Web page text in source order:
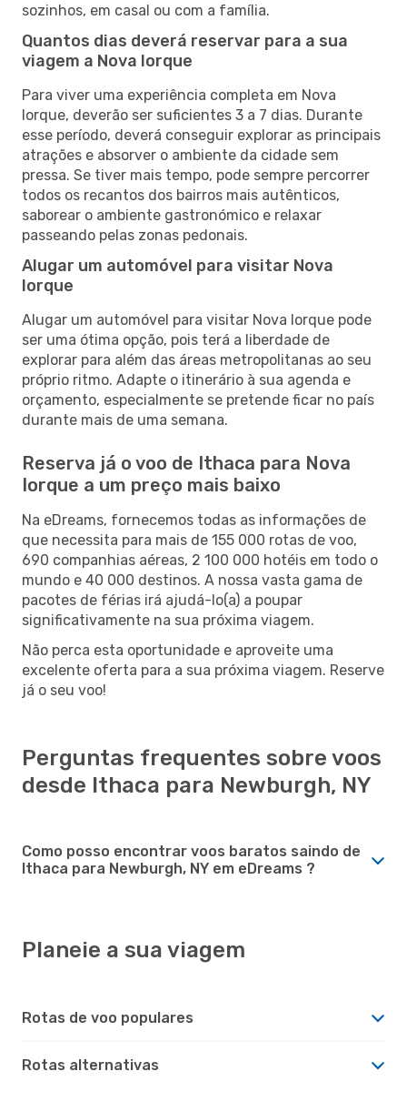
sozinhos, em casal ou com a família.
Quantos dias deverá reservar para a sua
viagem a Nova Iorque
Para viver uma experiência completa em Nova
Iorque, deverão ser suficientes 3 a 7 dias. Durante
esse período, deverá conseguir explorar as principais
atrações e absorver o ambiente da cidade sem
pressa. Se tiver mais tempo, pode sempre percorrer
todos os recantos dos bairros mais autênticos,
saborear o ambiente gastronómico e relaxar
passeando pelas zonas pedonais.
Alugar um automóvel para visitar Nova
Iorque
Alugar um automóvel para visitar Nova Iorque pode
ser uma ótima opção, pois terá a liberdade de
explorar para além das áreas metropolitanas ao seu
próprio ritmo. Adapte o itinerário à sua agenda e
orçamento, especialmente se pretende ficar no país
durante mais de uma semana.
Reserva já o voo de Ithaca para Nova
Iorque a um preço mais baixo
Na eDreams, fornecemos todas as informações de
que necessita para mais de 155 000 rotas de voo,
690 companhias aéreas, 2 100 000 hotéis em todo o
mundo e 40 000 destinos. A nossa vasta gama de
pacotes de férias irá ajudá-lo(a) a poupar
significativamente na sua próxima viagem.
Não perca esta oportunidade e aproveite uma
excelente oferta para a sua próxima viagem. Reserve
já o seu voo!
Perguntas frequentes sobre voos
desde Ithaca para Newburgh, NY
Como posso encontrar voos baratos saindo de
Ithaca para Newburgh, NY em eDreams ?
Planeie a sua viagem
Rotas de voo populares
Rotas alternativas